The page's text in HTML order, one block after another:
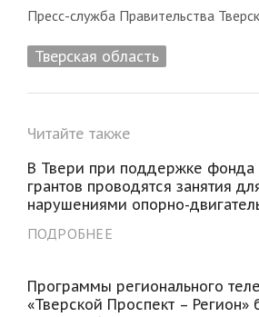
Пресс-служба Правительства
Тверская область
Читайте также
В Твери при поддержке фонда
грантов проводятся занятия
нарушениями опорно-
ПОДРОБНЕЕ
Программы регионального
«Тверской Проспект – Регион»